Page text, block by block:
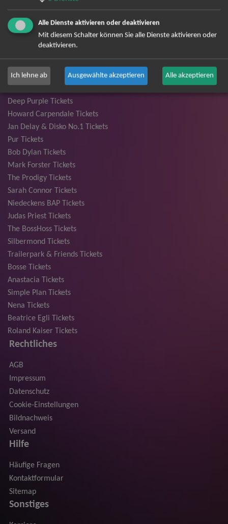
Unheilig Tickets
Santiano Tickets
Ina Müller Tickets
Die Fantastischen Vier Tickets
Deep Purple Tickets
Howard Carpendale Tickets
Jan Delay & Disko No.1 Tickets
Pur Tickets
Bob Dylan Tickets
Mark Forster Tickets
The Prodigy Tickets
Sarah Connor Tickets
Niedeckens BAP Tickets
Judas Priest Tickets
The BossHoss Tickets
Silbermond Tickets
Trailerpark & Friends Tickets
Bosse Tickets
Anastacia Tickets
Simple Plan Tickets
Nena Tickets
Beatrice Egli Tickets
Roland Kaiser Tickets
Rechtliches
AGB
Impressum
Datenschutz
Cookie-Einstellungen
Bildnachweis
Versand
Hilfe
Häufige Fragen
Kontaktformular
Sitemap
Sonstiges
Alle Dienste aktivieren oder deaktivieren
Mit diesem Schalter können Sie alle Dienste aktivieren oder
deaktivieren.
Ich lehne ab Ausgewählte akzeptieren Alle akzeptieren